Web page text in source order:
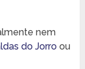
nem
do Jorro ou